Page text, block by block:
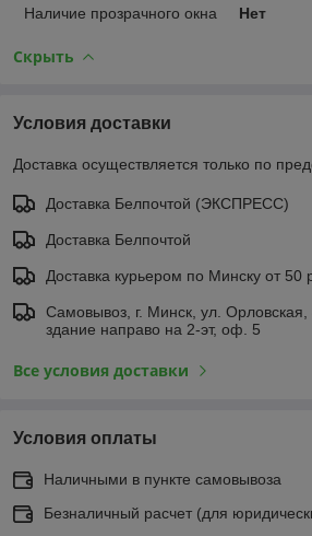
Наличие прозрачного окна
Нет
Скрыть
Условия доставки
Доставка осуществляется только по
Доставка Белпочтой (ЭКСПРЕСС)
Доставка Белпочтой
Доставка курьером по Минску от 50
Самовывоз, г. Минск, ул.
здание направо на 2-эт, оф. 5
Все условия доставки
Условия оплаты
Наличными в пункте самовывоза
Безналичный расчет (для